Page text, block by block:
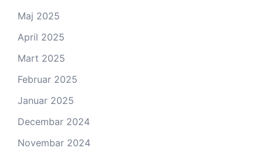
Maj 2025
April 2025
Mart 2025
Februar 2025
Januar 2025
Decembar 2024
Novembar 2024